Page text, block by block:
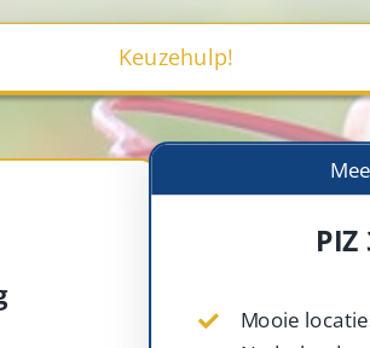
Keuzehulp!
PIZ
Mooie